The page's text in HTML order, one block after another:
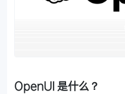
OpenUI 是什么？